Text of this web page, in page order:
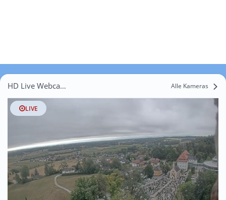
HD Live Webcams Itzling Alle Kameras
LIVE